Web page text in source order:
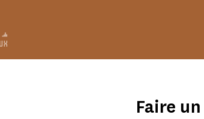
Faire